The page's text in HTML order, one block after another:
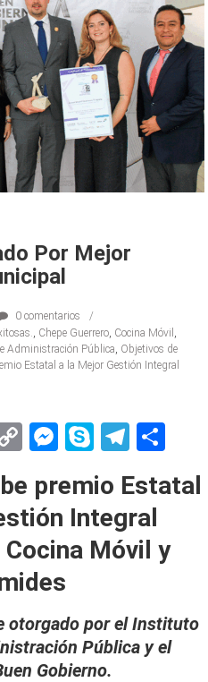
Por Mejor
0 comentarios
Chepe Guerrero Cocina Móvil
Administración Pública Objetivos de
Estatal a la Mejor Gestión Integral
CopyMessenger
Skype
premio Estatal
Integral
Móvil y
otorgado por el Instituto
Pública y el
Gobierno.